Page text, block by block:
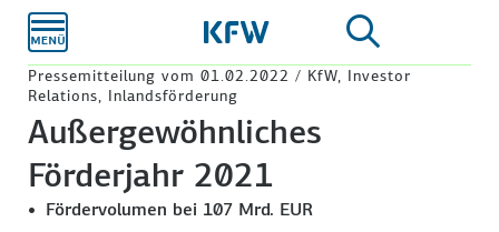
Hauptinhalt
Pressemitteilung vom 01.02.2022 / KfW, Investor
Relations, Inlandsförderung
Außergewöhnliches
Förderjahr 2021
Fördervolumen bei 107 Mrd. EUR